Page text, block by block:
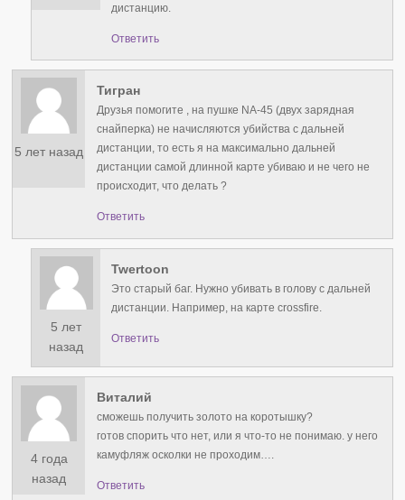
дистанцию.
Ответить
5 лет назад
Тигран
Друзья помогите , на пушке NA-45 (двух зарядная
снайперка) не начисляются убийства с дальней
дистанции, то есть я на максимально дальней
дистанции самой длинной карте убиваю и не чего не
происходит, что делать ?
Ответить
5 лет
назад
Twertoon
Это старый баг. Нужно убивать в голову с дальней
дистанции. Например, на карте crossfire.
Ответить
4 года
назад
Виталий
сможешь получить золото на коротышку?
готов спорить что нет, или я что-то не понимаю. у него
камуфляж осколки не проходим….
Ответить